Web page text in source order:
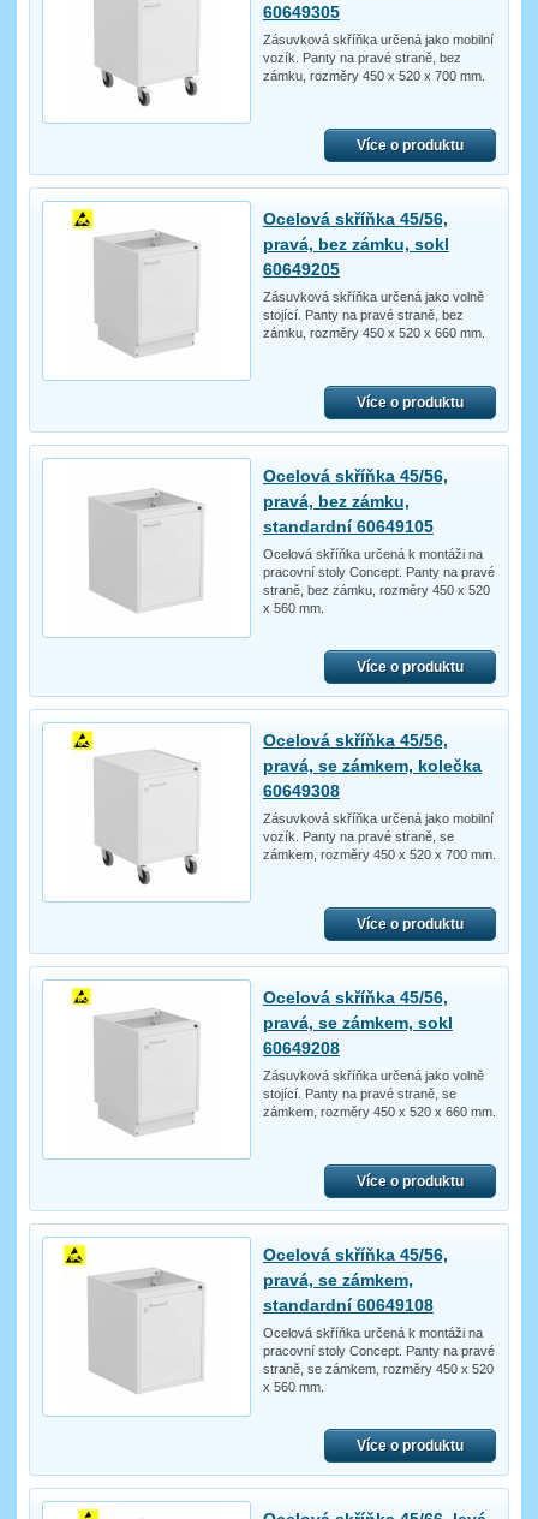
60649305
Zásuvková skříňka určená jako mobilní
vozík. Panty na pravé straně, bez
zámku, rozměry 450 x 520 x 700 mm.
Více o produktu
Ocelová skříňka 45/56,
pravá, bez zámku, sokl
60649205
Zásuvková skříňka určená jako volně
stojící. Panty na pravé straně, bez
zámku, rozměry 450 x 520 x 660 mm.
Více o produktu
Ocelová skříňka 45/56,
pravá, bez zámku,
standardní 60649105
Ocelová skříňka určená k montáži na
pracovní stoly Concept. Panty na pravé
straně, bez zámku, rozměry 450 x 520
x 560 mm.
Více o produktu
Ocelová skříňka 45/56,
pravá, se zámkem, kolečka
60649308
Zásuvková skříňka určená jako mobilní
vozík. Panty na pravé straně, se
zámkem, rozměry 450 x 520 x 700 mm.
Více o produktu
Ocelová skříňka 45/56,
pravá, se zámkem, sokl
60649208
Zásuvková skříňka určená jako volně
stojící. Panty na pravé straně, se
zámkem, rozměry 450 x 520 x 660 mm.
Více o produktu
Ocelová skříňka 45/56,
pravá, se zámkem,
standardní 60649108
Ocelová skříňka určená k montáži na
pracovní stoly Concept. Panty na pravé
straně, se zámkem, rozměry 450 x 520
x 560 mm.
Více o produktu